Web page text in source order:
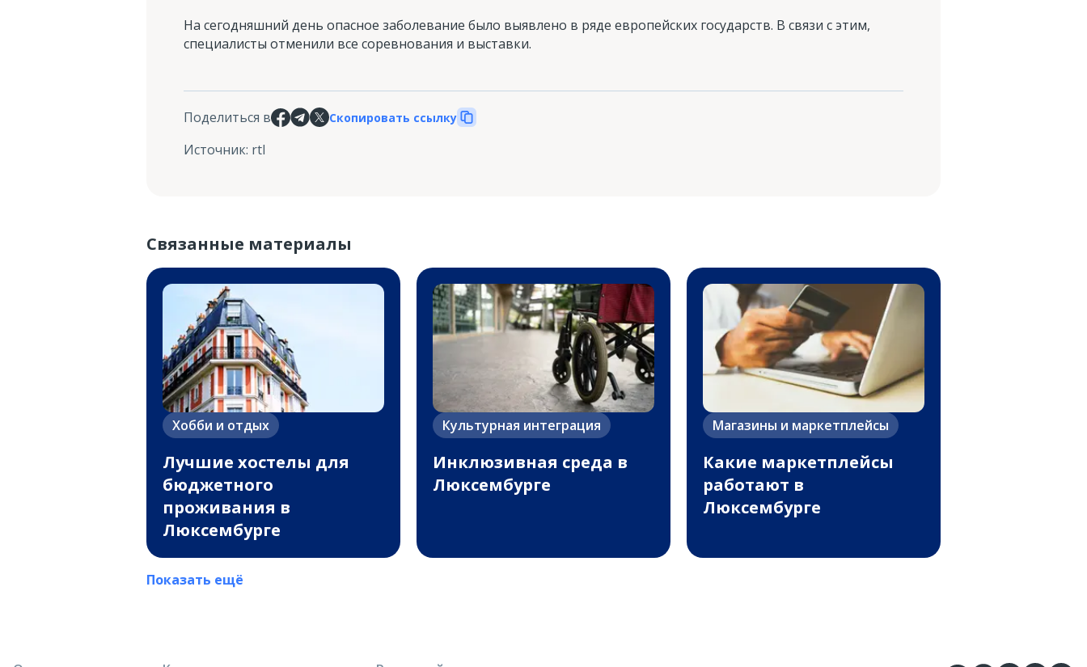
На сегодняшний день опасное заболевание было выявлено в ряде европейских государств. В связи с этим,
специалисты отменили все соревнования и выставки.
Поделиться в Скопировать ссылку
Источник: rtl
Связанные материалы
Хобби и отдых
Лучшие хостелы для
бюджетного
проживания в
Люксембурге
Культурная интеграция
Инклюзивная среда в
Люксембурге
Магазины и маркетплейсы
Какие маркетплейсы
работают в
Люксембурге
Показать ещё